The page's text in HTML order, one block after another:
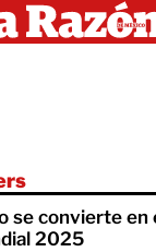
se convierte en
2025